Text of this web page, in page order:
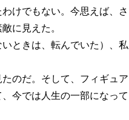
けでもない。今思えば、さ
に見えた。
ときは、転んでいた）、私
のだ。そして、フィギュア
今では人生の一部になって